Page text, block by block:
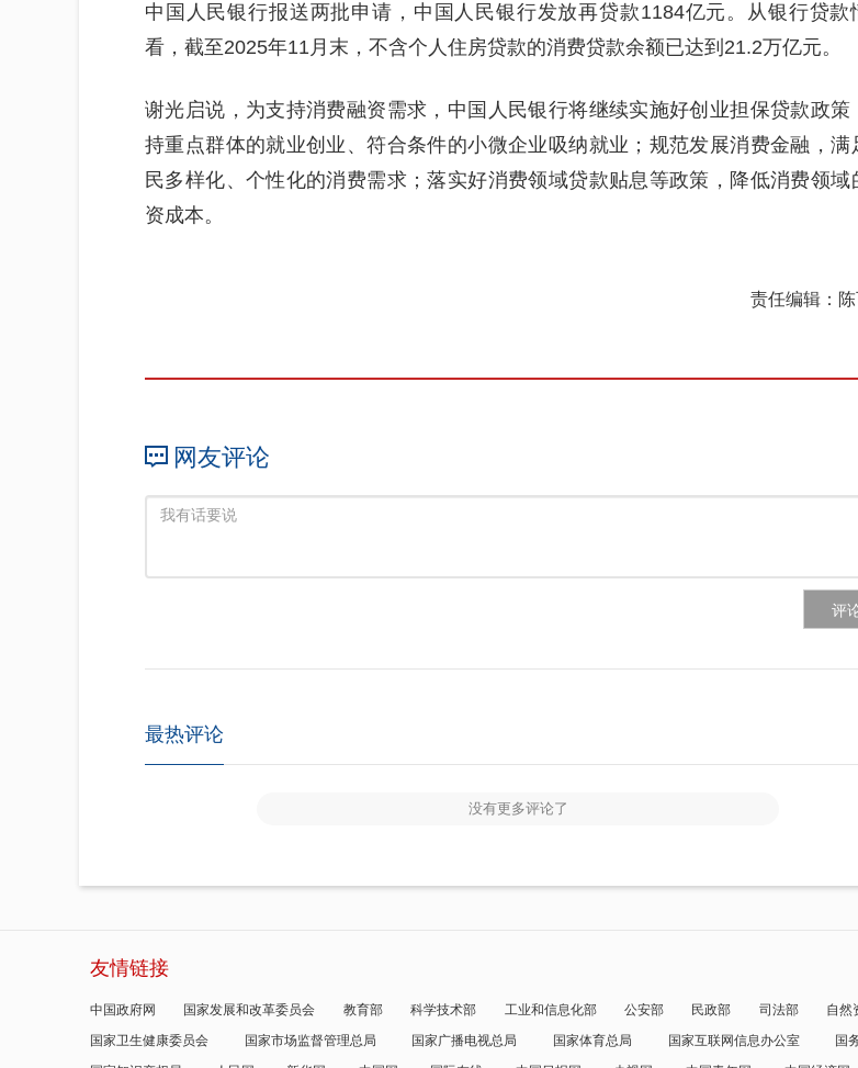
中国人民银行报送两批申请，中国人民银行发放再贷款1184亿元。从银行贷款
看，截至2025年11月末，不含个人住房贷款的消费贷款余额已达到21.2万亿元。
谢光启说，为支持消费融资需求，中国人民银行将继续实施好创业担保贷款政策
持重点群体的就业创业、符合条件的小微企业吸纳就业；规范发展消费金融，满
民多样化、个性化的消费需求；落实好消费领域贷款贴息等政策，降低消费领域
资成本。
责任编辑：
网友评论
评
最热评论
没有更多评论了
友情链接
中国政府网 国家发展和改革委员会 教育部 科学技术部 工业和信息化部 公安部 民政部 司法部 自然
国家卫生健康委员会
国家市场监督管理总局 国家广播电视总局 国家体育总局 国家互联网信息办公室 国